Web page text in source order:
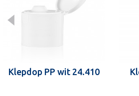
Klepdop PP wit 24.410